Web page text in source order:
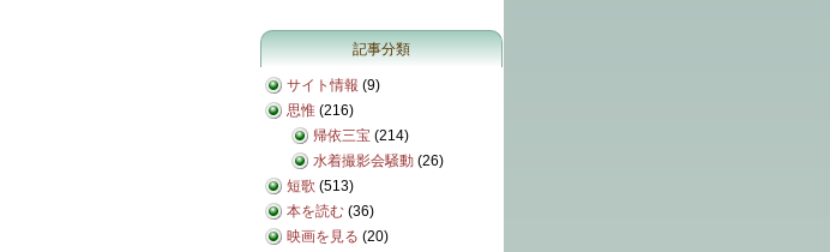
記事分類
サイト情報 (9)
思惟 (216)
帰依三宝 (214)
水着撮影会騒動 (26)
短歌 (513)
本を読む (36)
映画を見る (20)